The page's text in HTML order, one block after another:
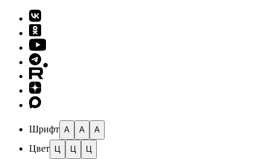
Шрифт A A A
Цвет Ц Ц Ц